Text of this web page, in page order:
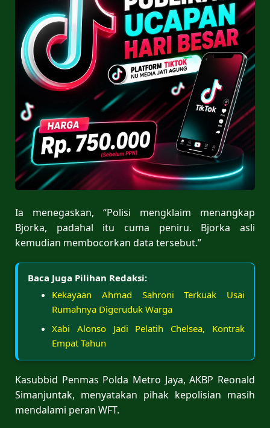
Ia menegaskan, “Polisi mengklaim menangkap
Bjorka, padahal itu cuma peniru. Bjorka asli
kemudian membocorkan data tersebut.”
Baca Juga Pilihan Redaksi:
Kekayaan Ahmad Sahroni Terkuak Usai
Rumahnya Digeruduk Warga
Xabi Alonso Jadi Pelatih Chelsea, Kontrak
Empat Tahun
Kasubbid Penmas Polda Metro Jaya, AKBP Reonald
Simanjuntak, menyatakan pihak kepolisian masih
mendalami peran WFT.